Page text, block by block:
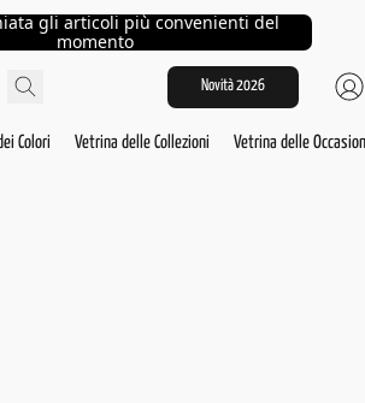
gli articoli più convenienti del
momento
Novità 2026
Colori Vetrina delle Collezioni Vetrina delle